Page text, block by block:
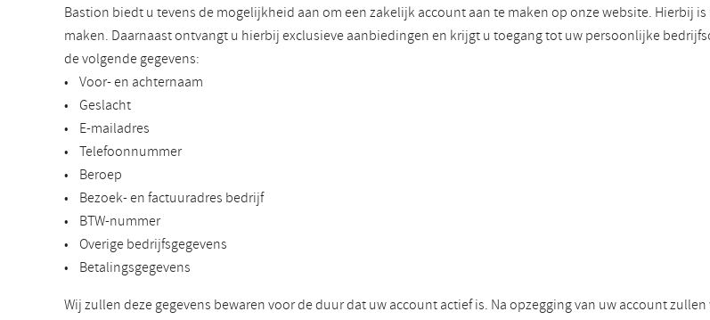
Bastion biedt u tevens de mogelijkheid aan om een zakelijk account aan te maken op onze website. Hierbij
maken. Daarnaast ontvangt u hierbij exclusieve aanbiedingen en krijgt u toegang tot uw persoonlijke
de volgende gegevens:
• Voor- en achternaam
• Geslacht
• E-mailadres
• Telefoonnummer
• Beroep
• Bezoek- en factuuradres bedrijf
• BTW-nummer
• Overige bedrijfsgegevens
• Betalingsgegevens
Wij zullen deze gegevens bewaren voor de duur dat uw account actief is. Na opzegging van uw account